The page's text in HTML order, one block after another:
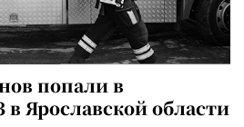
попали в
Ярославской области